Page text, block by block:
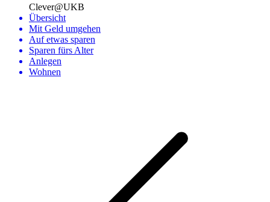
Clever@UKB
Übersicht
Mit Geld umgehen
Auf etwas sparen
Sparen fürs Alter
Anlegen
Wohnen